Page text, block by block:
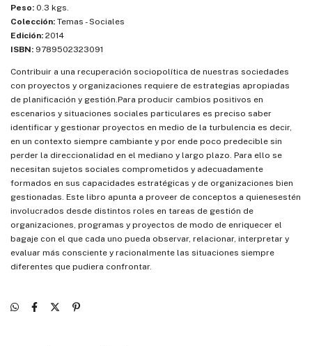
Peso: 0.3 kgs.
Colección: Temas - Sociales
Edición: 2014
ISBN: 9789502323091
Contribuir a una recuperación sociopolítica de nuestras sociedades
con proyectos y organizaciones requiere de estrategias apropiadas
de planificación y gestión.Para producir cambios positivos en
escenarios y situaciones sociales particulares es preciso saber
identificar y gestionar proyectos en medio de la turbulencia es decir,
en un contexto siempre cambiante y por ende poco predecible sin
perder la direccionalidad en el mediano y largo plazo. Para ello se
necesitan sujetos sociales comprometidos y adecuadamente
formados en sus capacidades estratégicas y de organizaciones bien
gestionadas. Este libro apunta a proveer de conceptos a quienesestén
involucrados desde distintos roles en tareas de gestión de
organizaciones, programas y proyectos de modo de enriquecer el
bagaje con el que cada uno pueda observar, relacionar, interpretar y
evaluar más consciente y racionalmente las situaciones siempre
diferentes que pudiera confrontar.